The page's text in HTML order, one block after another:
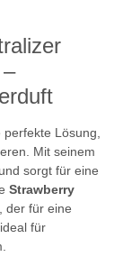
Lösung,
Mit seinem
sorgt für eine
Strawberry
der für eine
für